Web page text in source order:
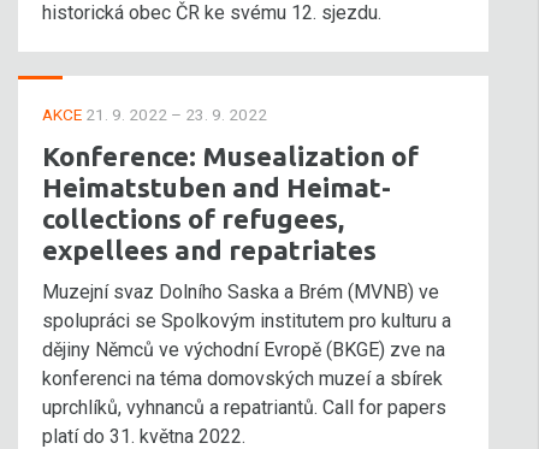
historická obec ČR ke svému 12. sjezdu.
AKCE 21. 9. 2022 – 23. 9. 2022
Konference: Musealization of
Heimatstuben and Heimat-
collections of refugees,
expellees and repatriates
Muzejní svaz Dolního Saska a Brém (MVNB) ve
spolupráci se Spolkovým institutem pro kulturu a
dějiny Němců ve východní Evropě (BKGE) zve na
konferenci na téma domovských muzeí a sbírek
uprchlíků, vyhnanců a repatriantů. Call for papers
platí do 31. května 2022.